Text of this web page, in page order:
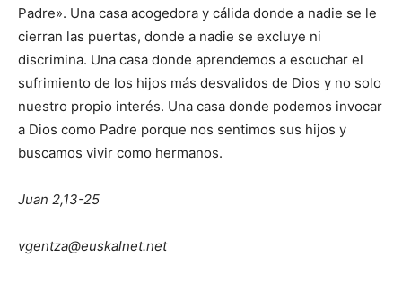
Padre». Una casa acogedora y cálida donde a nadie se le
cierran las puertas, donde a nadie se excluye ni
discrimina. Una casa donde aprendemos a escuchar el
sufrimiento de los hijos más desvalidos de Dios y no solo
nuestro propio interés. Una casa donde podemos invocar
a Dios como Padre porque nos sentimos sus hijos y
buscamos vivir como hermanos.
Juan 2,13-25
vgentza@euskalnet.net